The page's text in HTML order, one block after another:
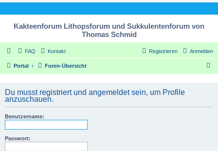
Kakteenforum Lithopsforum und Sukkulentenforum von
Thomas Schmid
FAQ Kontakt Anmelden
Registrieren
Portal Foren-Übersicht
Du musst registriert und angemeldet sein, um Profile
anzuschauen.
Benutzername:
Passwort: